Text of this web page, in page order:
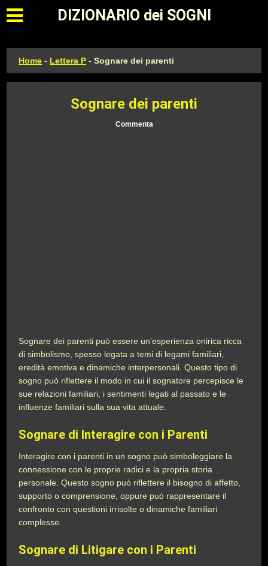
Apri il menu principale
DIZIONARIO dei SOGNI
Home - Lettera P -Sognare dei parenti
Sognare dei parenti
Commenta
Sognare dei parenti può essere un’esperienza onirica ricca
di simbolismo, spesso legata a temi di legami familiari,
eredità emotiva e dinamiche interpersonali. Questo tipo di
sogno può riflettere il modo in cui il sognatore percepisce le
sue relazioni familiari, i sentimenti legati al passato e le
influenze familiari sulla sua vita attuale.
Sognare di Interagire con i Parenti
Interagire con i parenti in un sogno può simboleggiare la
connessione con le proprie radici e la propria storia
personale. Questo sogno può riflettere il bisogno di affetto,
supporto o comprensione, oppure può rappresentare il
confronto con questioni irrisolte o dinamiche familiari
complesse.
Sognare di Litigare con i Parenti